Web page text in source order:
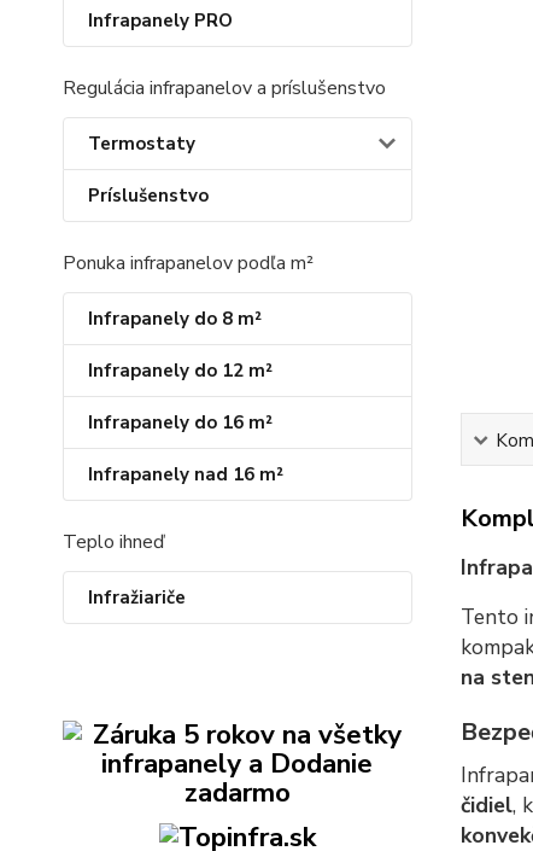
Infrapanely PRO
Regulácia infrapanelov a príslušenstvo
Termostaty
Príslušenstvo
Ponuka infrapanelov podľa m²
Infrapanely do 8 m²
Infrapanely do 12 m²
Infrapanely do 16 m²
Infrapanely nad 16 m²
Teplo ihneď
Infražiariče
Tento
na
čidiel,